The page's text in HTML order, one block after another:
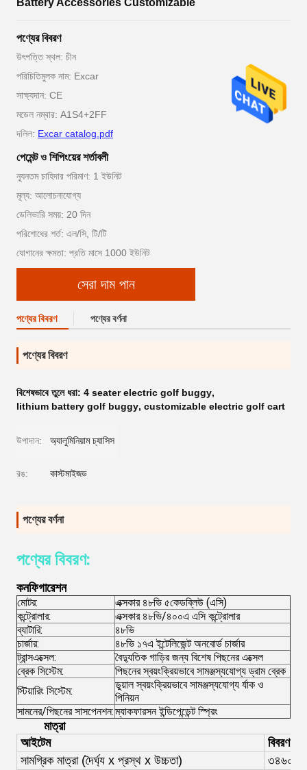
Battery Accessories Customizable
পণ্যের বিবরণ
উৎপত্তি স্থল: চীন
পরিচিতিমুলক নাম: Excar
সাক্ষ্যদান: CE
মডেল নম্বার: A1S4+2FF
দলিল: Excar catalog.pdf
পেমেন্ট ও শিপিংয়ের শর্তাবলী
ন্যূনতম চাহিদার পরিমাণ: 1 ইউনিট
মূল্য: আলোচনাযোগ্য
ডেলিভারি সময়: 20 দিন
পরিশোধের শর্ত: এল/সি, টি/টি
যোগানের ক্ষমতা: প্রতি মাসে 1000 ইউনিট
সেরা দাম পান
পণ্যের বিবরণ পণ্যের বর্ণনা
পণ্যের বিবরণ
বিশেষভাবে তুলে ধরা: 4 seater electric golf buggy,
lithium battery golf buggy, customizable electric golf cart
উপাদান: অ্যালুমিনিয়াম চ্যাসিস
রঙ: কাস্টমাইজড
পণ্যের বর্ণনা
পণ্যের বিবরণ:
কনফিগারেশন
মোটর:
এক্সকার ৪৮ভি ৫কেডব্লিউ (এসি)
কন্ট্রোলার:
এক্সকার ৪৮ভি/৪০০এ এসি কন্ট্রোলার
ব্যাটারি:
৪৮ভি
চার্জার:
৪৮ভি ১৭এ ইন্টেলিজেন্ট অনবোর্ড চার্জার
ট্রান্সএক্সেল:
বৈদ্যুতিক গাড়ির জন্য বিশেষ পিছনের এক্সেল
ব্রেক সিস্টেম:
পিছনের স্বয়ংক্রিয়ভাবে সামঞ্জস্যযোগ্য ড্রাম ব্রেক
স্টিয়ারিং সিস্টেম:
ডুয়াল স্বয়ংক্রিয়ভাবে সামঞ্জস্যযোগ্য র্যাক ও
পিনিয়ন
সামনের/পিছনের সাসপেনশন:ম্যাকফারসন ইন্ডিপেন্ডেন্ট স্প্রিং
মাত্রা
আইটেম
বিবরণ
সামগ্রিক মাত্রা (দৈর্ঘ্য x প্রস্থ x উচ্চতা) ৩৪৬০